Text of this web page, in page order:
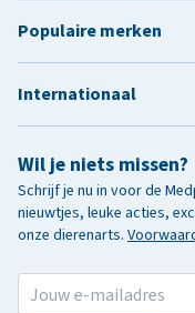
Wil je niets missen?
Schrijf je nu in voor de
nieuwtjes, leuke acties,
onze dierenarts.
Populaire merken
Internationaal